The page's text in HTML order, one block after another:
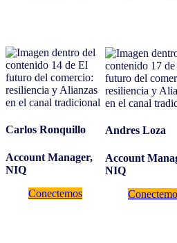
Carlos Ronquillo
Account Manager,
NIQ
Conectemos
Andres Loza
Account
NIQ